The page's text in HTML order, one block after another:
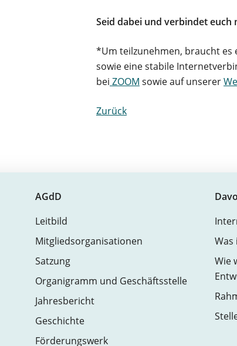
Seid dabei und verbindet
*Um teilzunehmen, braucht es
sowie eine stabile
bei ZOOM sowie auf unserer
Zurück
AGdD
Leitbild
Mitgliedsorganisationen
Satzung
Organigramm und Geschäftsstelle
Jahresbericht
Geschichte
Förderungswerk
Was
Wie